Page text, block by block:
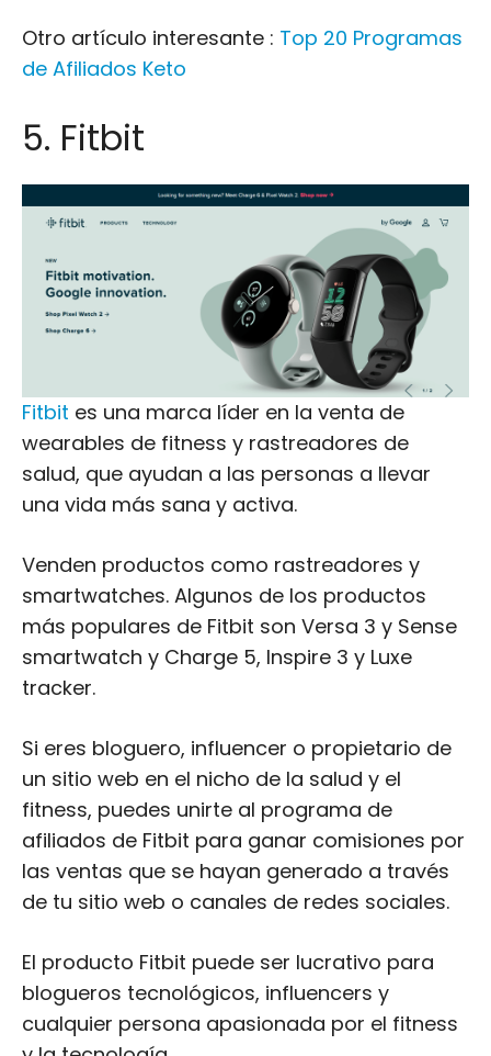
Fitbites una marca líder en la venta de
wearables de fitness y rastreadores de
salud, que ayudan a las personas a llevar
una vida más sana y activa.
Venden productos como rastreadores y
smartwatches. Algunos de los productos
más populares de Fitbit son Versa 3 y Sense
smartwatch y Charge 5, Inspire 3 y Luxe
tracker.
Si eres bloguero, influencer o propietario de
un sitio web en el nicho de la salud y el
fitness, puedes unirte al programa de
las ventas que se hayan generado a través
de tu sitio web o canales de redes sociales.
El producto Fitbit puede ser lucrativo para
blogueros tecnológicos, influencers y
cualquier persona apasionada por el fitness
Los pasos para darse de alta como miembro
son los mismos que en otros programas.